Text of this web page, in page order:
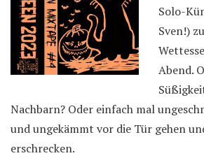
Solo-
Sven!)
Abend.
Nachbarn? Oder einfach mal
und ungekämmt vor die Tür gehen
erschrecken.